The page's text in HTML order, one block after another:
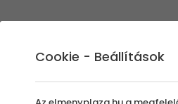
Hőlégballonozás
Cookie - Beállítások